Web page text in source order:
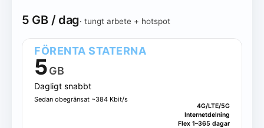
5 GB / dag· tungt arbete + hotspot
FÖRENTA STATERNA
5GB
Dagligt snabbt
Sedan obegränsat ~384 Kbit/s
4G/LTE/5G
Internetdelning
Flex 1–365 dagar